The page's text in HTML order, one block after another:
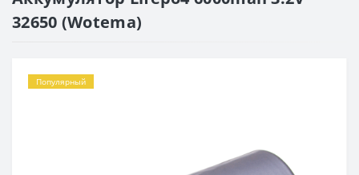
32650 (Wotema)
Популярный